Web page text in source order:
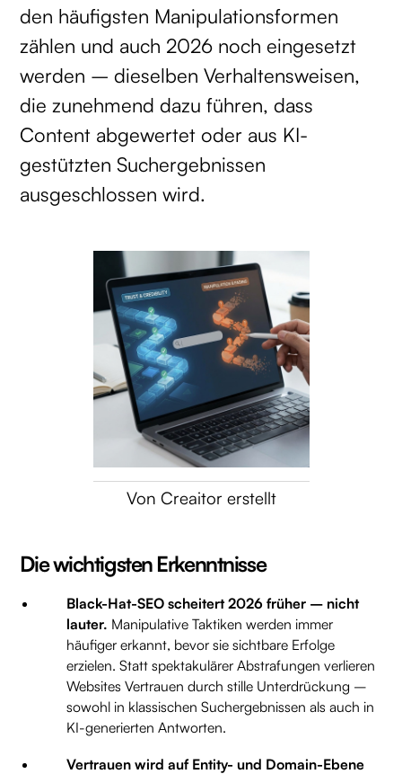
den häufigsten Manipulationsformen
zählen und auch 2026 noch eingesetzt
werden – dieselben Verhaltensweisen,
die zunehmend dazu führen, dass
Content abgewertet oder aus KI-
gestützten Suchergebnissen
ausgeschlossen wird.
Von Creaitor erstellt
Die wichtigsten Erkenntnisse
Black-Hat-SEO scheitert 2026 früher – nicht
lauter. Manipulative Taktiken werden immer
häufiger erkannt, bevor sie sichtbare Erfolge
erzielen. Statt spektakulärer Abstrafungen verlieren
Websites Vertrauen durch stille Unterdrückung –
sowohl in klassischen Suchergebnissen als auch in
KI-generierten Antworten.
Vertrauen wird auf Entity- und Domain-Ebene